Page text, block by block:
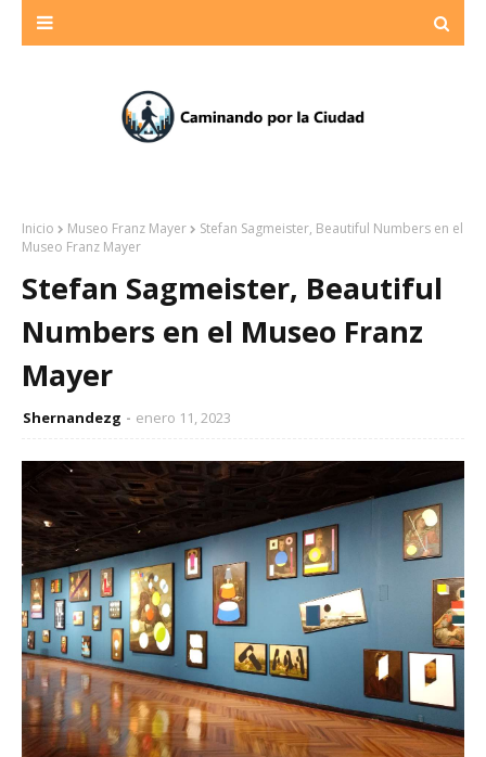
Inicio Museo Franz Mayer
Stefan Sagmeister, Beautiful Numbers en el
Museo Franz Mayer
Stefan Sagmeister, Beautiful
Numbers en el Museo Franz
Mayer
Shernandezg enero 11, 2023